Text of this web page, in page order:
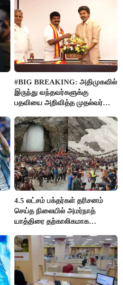
#BIG BREAKING: அதிமுகவில்
இருந்து வந்தவர்களுக்கு
பதவியை அறிவித்த முதல்வர்
4.5 லட்சம் பக்தர்கள் தரிசனம்
செய்த நிலையில் அமர்நாத்
யாத்திரை தற்காலிகமாக